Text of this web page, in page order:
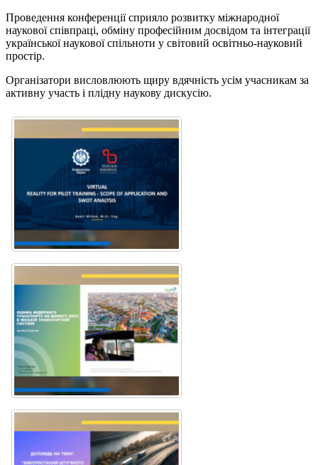
Проведення конференції сприяло розвитку міжнародної
наукової співпраці, обміну професійним досвідом та інтеграції
української наукової спільноти у світовий освітньо-науковий
простір.
Організатори висловлюють щиру вдячність усім учасникам за
активну участь і плідну наукову дискусію.